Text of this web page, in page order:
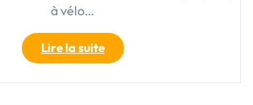
à vélo…
Lire la suite"Les
kilomètres
: